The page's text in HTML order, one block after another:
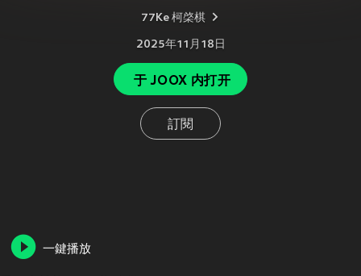
77Ke 柯棨棋
2025年11月18日
于 JOOX 内打开
訂閱
一鍵播放